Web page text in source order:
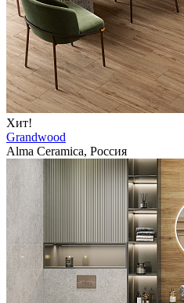
Хит!
Grandwood
Alma Ceramica, Россия